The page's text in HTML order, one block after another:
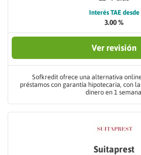
Interés TAE desde
3.00 %
Ver revisión
Sofkredit ofrece una alternativa
préstamos con garantía hipotecaria, con
dinero en 1
Suitaprest